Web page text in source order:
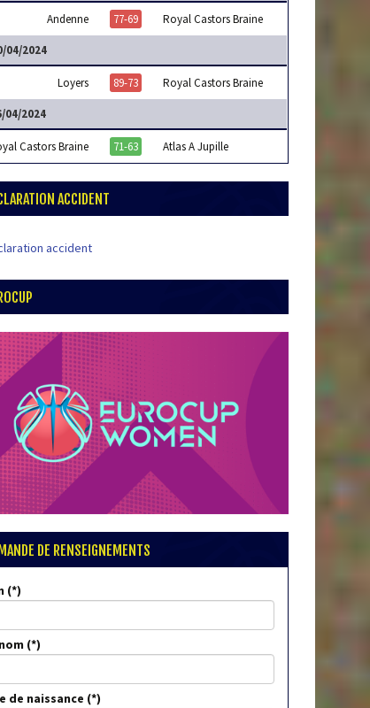
Andenne 77-69 Royal Castors Braine
04/2024
Loyers 89-73 Royal Castors Braine
04/2024
Castors Braine 71-63 Atlas A Jupille
ACCIDENT
accident
DE RENSEIGNEMENTS
de naissance